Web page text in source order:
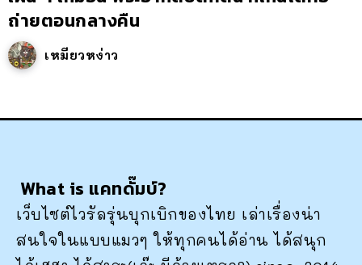
ถ่ายตอนกลางคืน
เหมียวหง่าว
What is แคทดั๊มบ์?
เว็บไซต์ไวรัลรุ่นบุกเบิกของไทย เล่าเรื่องน่า
สนใจในแบบแมวๆ ให้ทุกคนได้อ่าน ได้สนุก